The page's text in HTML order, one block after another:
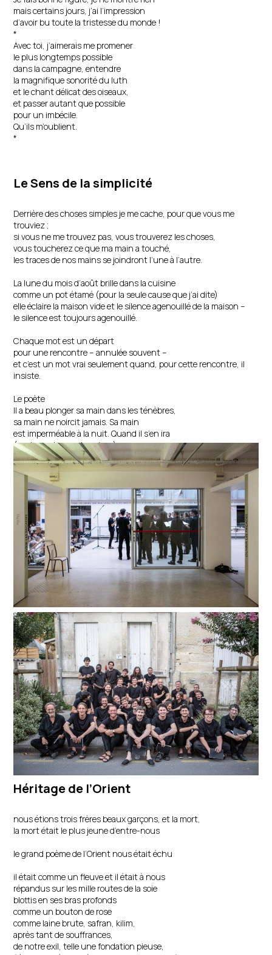
mais certains jours, j’ai l’impression
d’avoir bu toute la tristesse du monde !
*
Avec toi, j’aimerais me promener
le plus longtemps possible
dans la campagne, entendre
la magnifique sonorité du luth
et le chant délicat des oiseaux,
et passer autant que possible
pour un imbécile.
Qu’ils m’oublient.
*
Le Sens de la simplicité
Derrière des choses simples je me cache, pour que vous me
trouviez ;
si vous ne me trouvez pas, vous trouverez les choses,
vous toucherez ce que ma main a touché,
les traces de nos mains se joindront l’une à l’autre.
La lune du mois d’août brille dans la cuisine
comme un pot étamé (pour la seule cause que j’ai dite)
elle éclaire la maison vide et le silence agenouillé de la maison –
le silence est toujours agenouillé.
Chaque mot est un départ
pour une rencontre – annulée souvent –
et c’est un mot vrai seulement quand, pour cette rencontre, il
insiste.
Le poète
Il a beau plonger sa main dans les ténèbres,
sa main ne noircit jamais. Sa main
est imperméable à la nuit. Quand il s’en ira
(car tous s’en vont un jour)
j’imagine qu’il restera
un très doux sourire en ce bas monde,
un sourire qui n’arrêtera pas de dire « oui »
et encore « oui »
à tous les espoirs séculaires et démentis.
Yannis Rítsos (Grèce)
Héritage de l’Orient
nous étions trois frères beaux garçons, et la mort,
la mort était le plus jeune d’entre-nous
le grand poème de l’Orient nous était échu
il était comme un fleuve et il était à nous
répandus sur les mille routes de la soie
blottis en ses bras profonds
comme un bouton de rose
comme laine brute, safran, kilim,
après tant de souffrances,
de notre exil, telle une fondation pieuse,